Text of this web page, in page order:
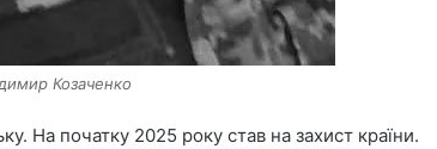
Козаченко
На початку 2025 року став на захист країни.